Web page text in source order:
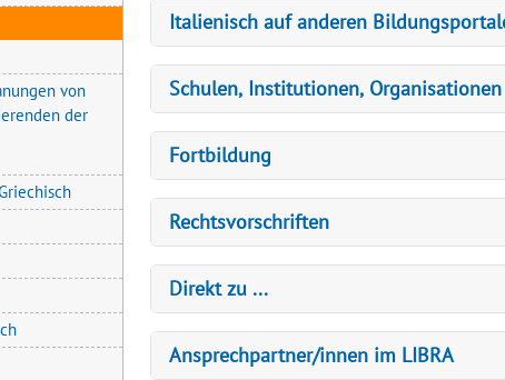
Italienisch auf anderen
Schulen, Institutionen, Organisationen
Fortbildung
Rechtsvorschriften
Direkt zu ...
Ansprechpartner/innen im LIBRA
von
der